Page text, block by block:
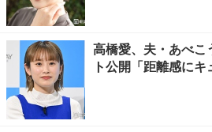
高橋愛、夫・あべこ
ト公開「距離感にキ